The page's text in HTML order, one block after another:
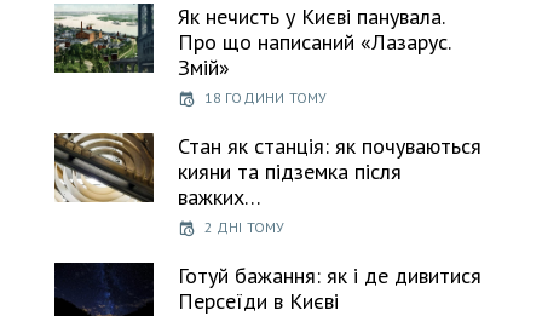
Як нечисть у Києві панувала.
Про що написаний «Лазарус.
Змій»
18 ГОДИНИ ТОМУ
Стан як станція: як почуваються
кияни та підземка після
важких…
2 ДНІ ТОМУ
Готуй бажання: як і де дивитися
Персеїди в Києві